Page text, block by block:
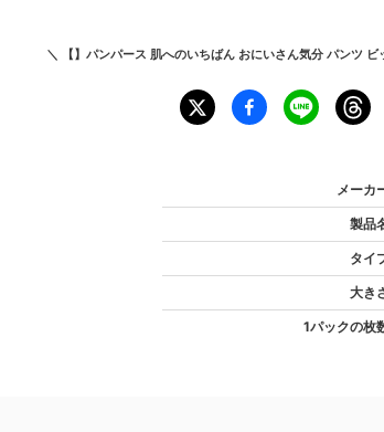
＼ 【】パンパース 肌へのいちばん おにいさん気分 パンツ ビ
メーカ
製品
タイ
大き
1パックの枚